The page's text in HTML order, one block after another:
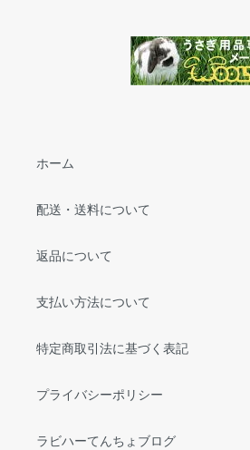
ホーム
配送・送料について
返品について
支払い方法について
特定商取引法に基づく表記
プライバシーポリシー
ラビハーてんちょブログ